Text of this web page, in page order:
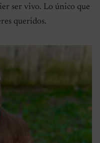
ser vivo. Lo único que
queridos.